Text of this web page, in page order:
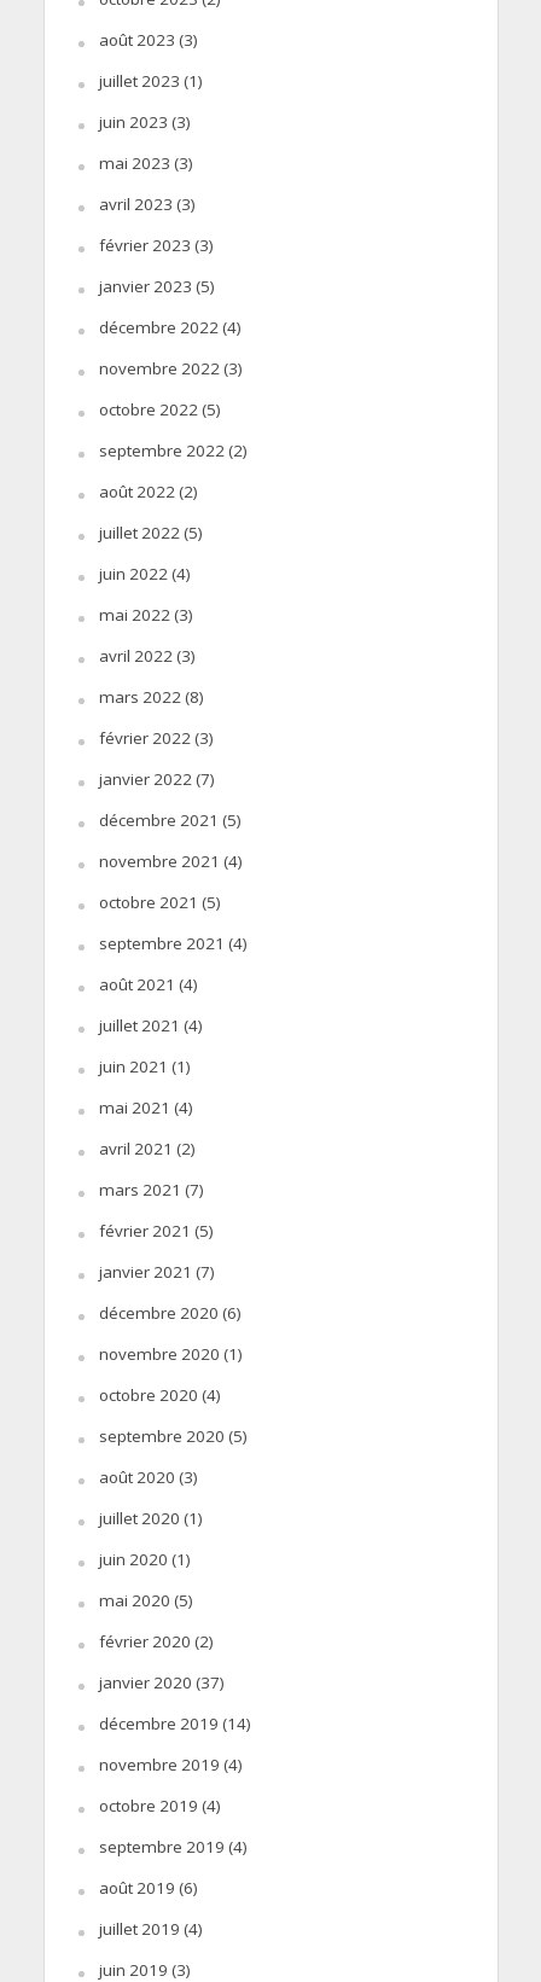
août 2023 (3)
juillet 2023 (1)
juin 2023 (3)
mai 2023 (3)
avril 2023 (3)
février 2023 (3)
janvier 2023 (5)
décembre 2022(4)
novembre 2022(3)
octobre 2022(5)
septembre 2022(2)
août 2022(2)
juillet 2022(5)
juin 2022(4)
mai 2022(3)
avril 2022(3)
mars 2022(8)
février 2022(3)
janvier 2022(7)
décembre 2021 (5)
novembre 2021 (4)
octobre 2021 (5)
septembre 2021 (4)
août 2021 (4)
juillet 2021 (4)
juin 2021 (1)
mai 2021 (4)
avril 2021 (2)
mars 2021 (7)
février 2021 (5)
janvier 2021 (7)
décembre 2020 (6)
novembre 2020 (1)
octobre 2020 (4)
septembre 2020 (5)
août 2020 (3)
juillet 2020 (1)
juin 2020 (1)
mai 2020 (5)
février 2020 (2)
janvier 2020 (37)
décembre 2019 (14)
novembre 2019 (4)
octobre 2019 (4)
septembre 2019 (4)
août 2019 (6)
juillet 2019 (4)
juin 2019 (3)